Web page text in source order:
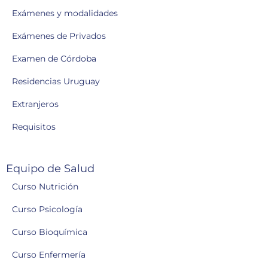
Exámenes y modalidades
Exámenes de Privados
Examen de Córdoba
Residencias Uruguay
Extranjeros
Requisitos
Equipo de Salud
Curso Nutrición
Curso Psicología
Curso Bioquímica
Curso Enfermería